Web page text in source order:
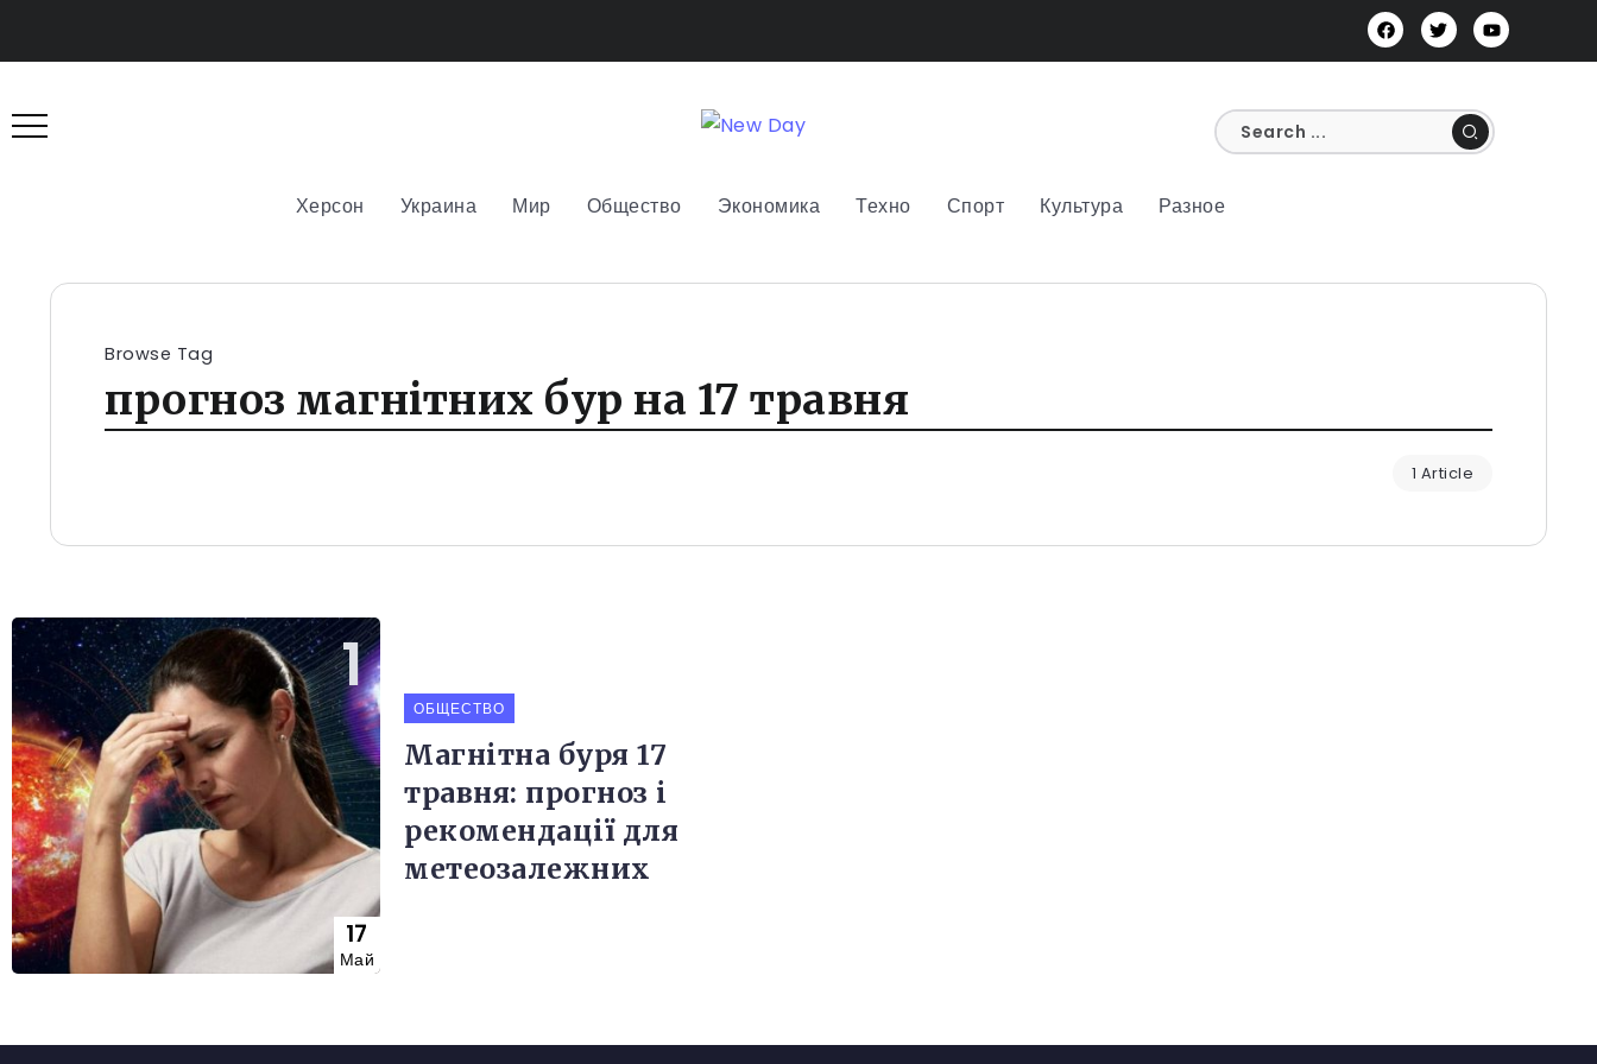
Херсон Украина Мир Общество Экономика Техно Спорт Культура Разное
Browse Tag
прогноз магнітних бур на 17 травня
1 Article
17
Май
ОБЩЕСТВО
Магнітна буря 17
травня: прогноз і
рекомендації для
метеозалежних